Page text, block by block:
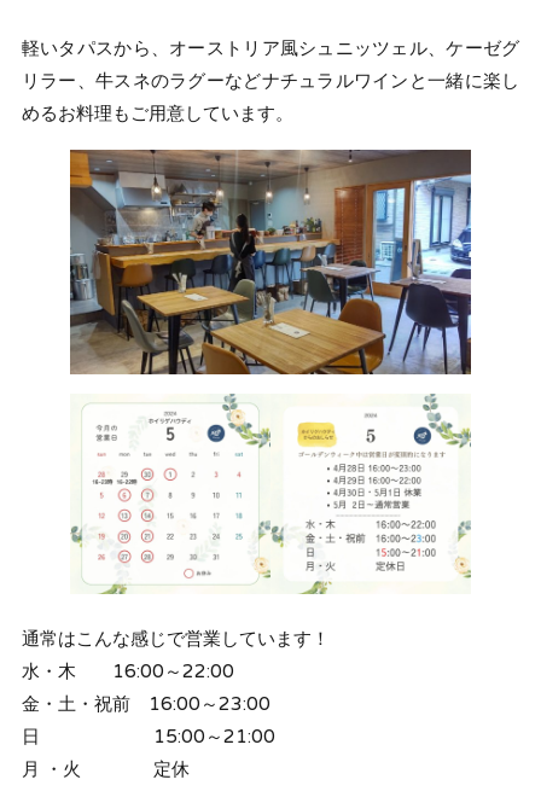
軽いタパスから、オーストリア風シュニッツェル、ケーゼグ
リラー、牛スネのラグーなどナチュラルワインと一緒に楽し
めるお料理もご用意しています。
通常はこんな感じで営業しています！
水・木 16:00～22:00
金・土・祝前 16:00～23:00
日 15:00～21:00
月 ・火 定休